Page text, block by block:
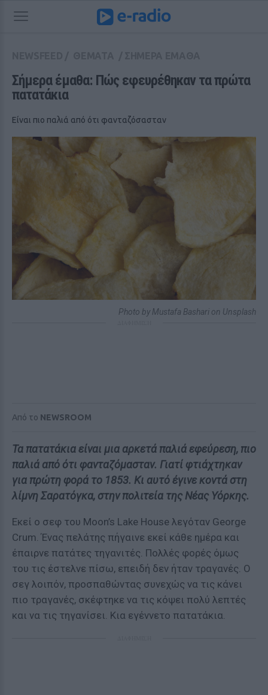
Σήμερα έμαθα: Πώς εφευρέθηκαν τα πρώτα
πατατάκια
Είναι πιο παλιά από ότι φανταζόσασταν
Photo by Mustafa Bashari on Unsplash
Από το NEWSROOM
Τα πατατάκια είναι μια αρκετά παλιά εφεύρεση, πιο
παλιά από ότι φανταζόμασταν. Γιατί φτιάχτηκαν
για πρώτη φορά το 1853. Κι αυτό έγινε κοντά στη
λίμνη Σαρατόγκα, στην πολιτεία της Νέας Υόρκης.
Εκεί ο σεφ του Moon’s Lake House λεγόταν George
Crum. Ένας πελάτης πήγαινε εκεί κάθε ημέρα και
έπαιρνε πατάτες τηγανιτές. Πολλές φορές όμως
του τις έστελνε πίσω, επειδή δεν ήταν τραγανές. Ο
σεγ λοιπόν, προσπαθώντας συνεχώς να τις κάνει
πιο τραγανές, σκέφτηκε να τις κόψει πολύ λεπτές
και να τις τηγανίσει. Κια εγέννετο πατατάκια.